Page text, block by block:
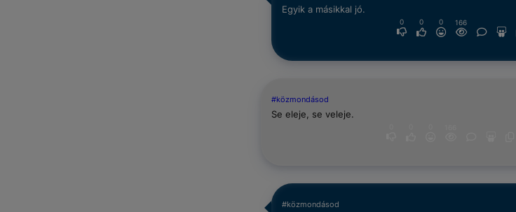
Egyik a másikkal jó.
0 0 0 166
#közmondásod
Se eleje, se veleje.
#közmondásod